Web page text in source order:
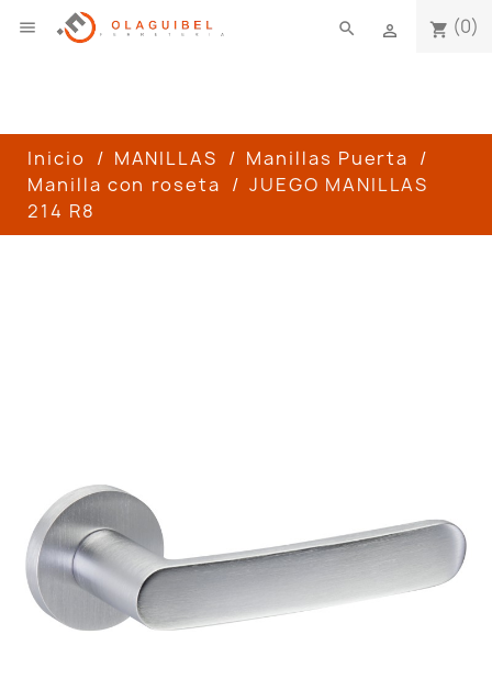
 shopping_cart (0)

search
Inicio MANILLAS
Manillas Puerta
Manilla con roseta
JUEGO MANILLAS
214 R8